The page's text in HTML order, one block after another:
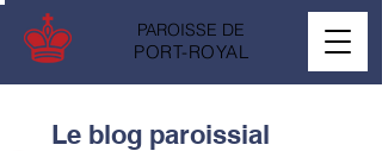
PAROISSE DE
PORT-ROYAL
Le blog paroissial